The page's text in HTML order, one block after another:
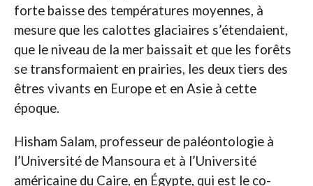
forte baisse des températures moyennes, à
mesure que les calottes glaciaires s’étendaient,
que le niveau de la mer baissait et que les forêts
se transformaient en prairies, les deux tiers des
êtres vivants en Europe et en Asie à cette
époque.
Hisham Salam, professeur de paléontologie à
l’Université de Mansoura et à l’Université
américaine du Caire, en Égypte, qui est le co-